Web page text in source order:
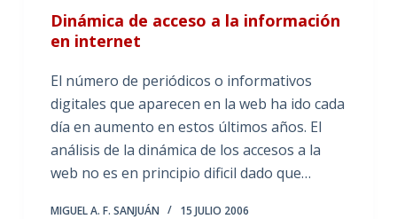
Dinámica de acceso a la información
en internet
El número de periódicos o informativos
digitales que aparecen en la web ha ido cada
día en aumento en estos últimos años. El
análisis de la dinámica de los accesos a la
web no es en principio dificil dado que…
MIGUEL A. F. SANJUÁN 15 JULIO 2006